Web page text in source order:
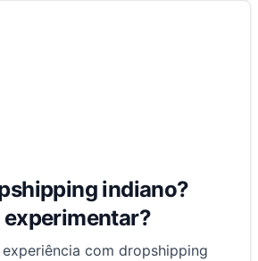
indiano?
experimentar?
com dropshipping